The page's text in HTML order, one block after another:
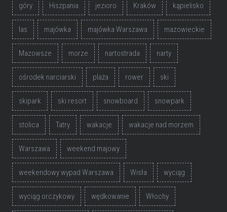
góry Hiszpania jezioro Kraków kąpielisko
las majówka majówka Warszawa mazowieckie
Mazowsze morze nartostrada narty
ośrodek narciarski plaża rower ski
skipark ski resort snowboard snowpark
stolica Tatry wakacje wakacje nad morzem
Warszawa weekend majowy
weekendowy wypad Warszawa Wisła wyciąg
wyciąg orczykowy wędkowanie Włochy